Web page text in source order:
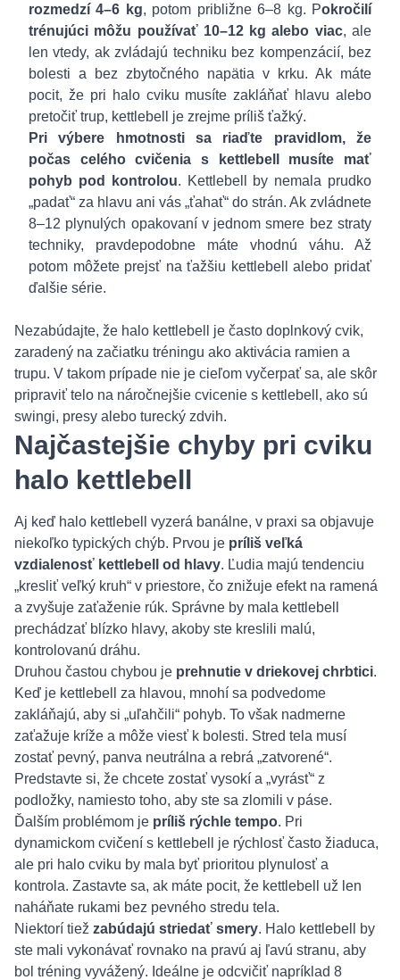
rozmedzí 4–6 kg, potom približne 6–8 kg. Pokročilí
trénujúci môžu používať 10–12 kg alebo viac, ale
len vtedy, ak zvládajú techniku bez kompenzácií, bez
bolesti a bez zbytočného napätia v krku. Ak máte
pocit, že pri halo cviku musíte zakláňať hlavu alebo
pretočiť trup, kettlebell je zrejme príliš ťažký.
Pri výbere hmotnosti sa riaďte pravidlom, že
počas celého cvičenia s kettlebell musíte mať
pohyb pod kontrolou. Kettlebell by nemala prudko
„padať“ za hlavu ani vás „ťahať“ do strán. Ak zvládnete
8–12 plynulých opakovaní v jednom smere bez straty
techniky, pravdepodobne máte vhodnú váhu. Až
potom môžete prejsť na ťažšiu kettlebell alebo pridať
ďalšie série.
Nezabúdajte, že halo kettlebell je často doplnkový cvik,
zaradený na začiatku tréningu ako aktivácia ramien a
trupu. V takom prípade nie je cieľom vyčerpať sa, ale skôr
pripraviť telo na náročnejšie cvicenie s kettlebell, ako sú
swingi, presy alebo turecký zdvih.
Najčastejšie chyby pri cviku
halo kettlebell
Aj keď halo kettlebell vyzerá banálne, v praxi sa objavuje
niekoľko typických chýb. Prvou je príliš veľká
vzdialenosť kettlebell od hlavy. Ľudia majú tendenciu
„kresliť veľký kruh“ v priestore, čo znižuje efekt na ramená
a zvyšuje zaťaženie rúk. Správne by mala kettlebell
prechádzať blízko hlavy, akoby ste kreslili malú,
kontrolovanú dráhu.
Druhou častou chybou je prehnutie v driekovej chrbtici.
Keď je kettlebell za hlavou, mnohí sa podvedome
zakláňajú, aby si „uľahčili“ pohyb. To však nadmerne
zaťažuje kríže a môže viesť k bolesti. Stred tela musí
zostať pevný, panva neutrálna a rebrá „zatvorené“.
Predstavte si, že chcete zostať vysokí a „vyrásť“ z
podložky, namiesto toho, aby ste sa zlomili v páse.
Ďalším problémom je príliš rýchle tempo. Pri
dynamickom cvičení s kettlebell je rýchlosť často žiaduca,
ale pri halo cviku by mala byť prioritou plynulosť a
kontrola. Zastavte sa, ak máte pocit, že kettlebell už len
naháňate rukami bez pevného stredu tela.
Niektorí tiež zabúdajú striedať smery. Halo kettlebell by
ste mali vykonávať rovnako na pravú aj ľavú stranu, aby
bol tréning vyvážený. Ideálne je odcvičiť napríklad 8